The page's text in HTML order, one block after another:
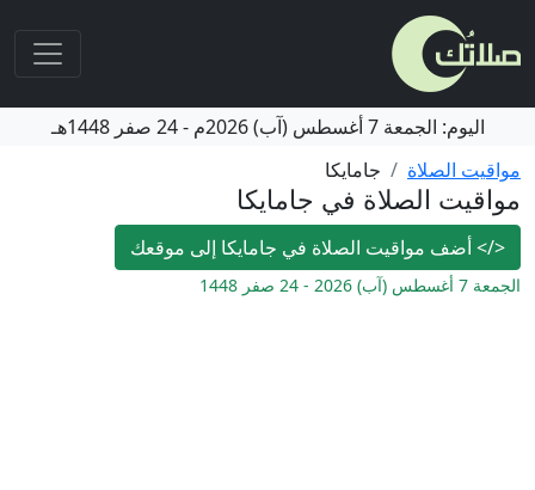
اليوم: الجمعة 7 أغسطس (آب) 2026م -24 صفر 1448هـ
مواقيت الصلاة
جامايكا
مواقيت الصلاة في جامايكا
</>أضف مواقيت الصلاة في جامايكا إلى موقعك
الجمعة 7 أغسطس (آب) 2026 - 24 صفر 1448